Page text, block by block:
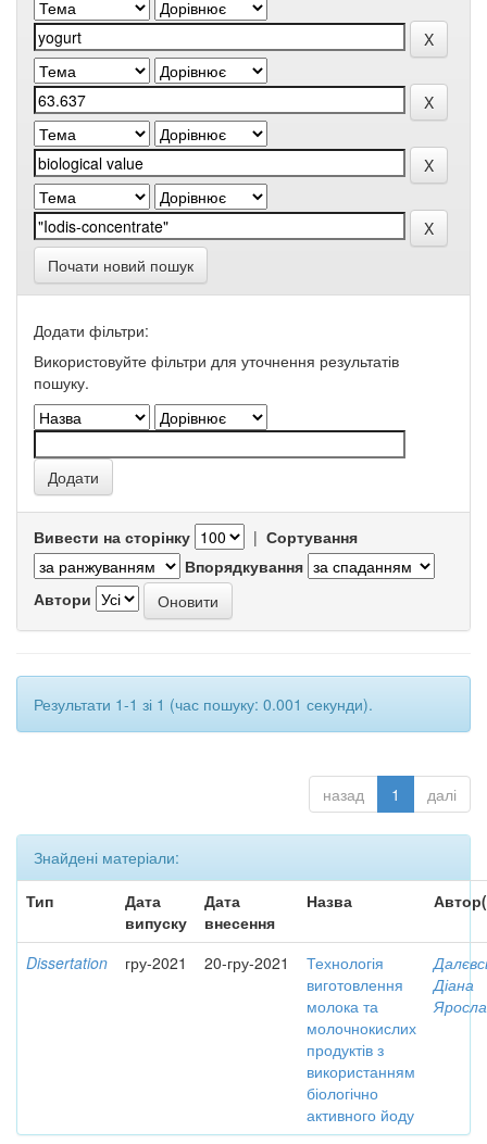
Почати новий пошук
Додати фільтри:
Використовуйте фільтри для уточнення результатів
пошуку.
Вивести на сторінку | Сортування
Впорядкування
Автори
Результати 1-1 зі 1 (час пошуку: 0.001 секунди).
назад 1 далі
Знайдені матеріали:
Тип
Дата
випуску
Дата
внесення
Назва
Dissertation гру-2021 20-гру-2021
Технологія
виготовлення
молока та
молочнокислих
продуктів з
використанням
біологічно
активного йоду
Діана